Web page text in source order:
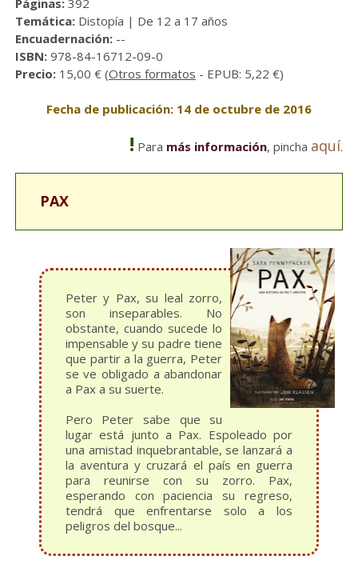
Páginas:392
Temática:Distopía | De 12 a 17 años
Encuadernación:--
ISBN: 978-84-16712-09-0
Precio:15,00 € (Otros formatos - EPUB: 5,22 €)
Fecha de publicación: 14 de octubre de 2016
! Para más información, pincha aquí.
PAX
Peter y Pax, su leal zorro,
son inseparables. No
obstante, cuando sucede lo
impensable y su padre tiene
que partir a la guerra, Peter
se ve obligado a abandonar
a Pax a su suerte.
Pero Peter sabe que su
lugar está junto a Pax. Espoleado por
una amistad inquebrantable, se lanzará a
la aventura y cruzará el país en guerra
para reunirse con su zorro. Pax,
esperando con paciencia su regreso,
tendrá que enfrentarse solo a los
peligros del bosque...